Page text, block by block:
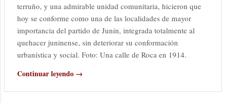
terruño, y una admirable unidad comunitaria, hicieron que
hoy se conforme como una de las localidades de mayor
importancia del partido de Junín, integrada totalmente al
quehacer juninense, sin deteriorar su conformación
urbanística y social. Foto: Una calle de Roca en 1914.
Continuar leyendo →